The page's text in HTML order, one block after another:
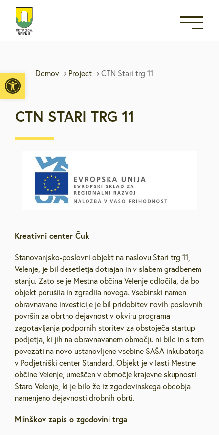
Open toolbar
Domov Project CTN Stari trg 11
CTN STARI TRG 11
Kreativni center Čuk
Stanovanjsko-poslovni objekt na naslovu Stari trg 11,
Velenje, je bil desetletja dotrajan in v slabem gradbenem
stanju. Zato se je Mestna občina Velenje odločila, da bo
objekt porušila in zgradila novega. Vsebinski namen
obravnavane investicije je bil pridobitev novih poslovnih
površin za obrtno dejavnost v okviru programa
zagotavljanja podpornih storitev za obstoječa startup
podjetja, ki jih na obravnavanem območju ni bilo in s tem
povezati na novo ustanovljene vsebine SAŠA inkubatorja
v Podjetniški center Standard. Objekt je v lasti Mestne
občine Velenje, umeščen v območje krajevne skupnosti
Staro Velenje, ki je bilo že iz zgodovinskega obdobja
namenjeno dejavnosti drobnih obrti.
Mlinškov zapis o zgodovini trga